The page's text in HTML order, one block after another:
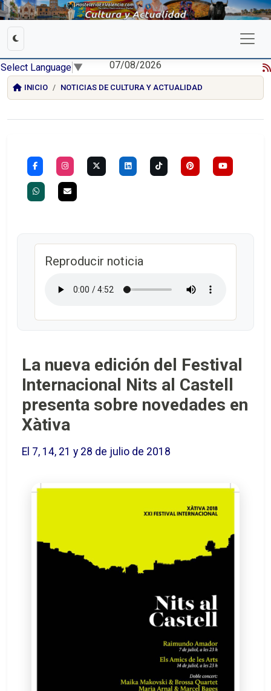
Select Language ▼ 07/08/2026
INICIO NOTICIAS DE CULTURA Y ACTUALIDAD
Reproducir noticia
La nueva edición del Festival
Internacional Nits al Castell
presenta sobre novedades en
Xàtiva
El 7, 14, 21 y 28 de julio de 2018